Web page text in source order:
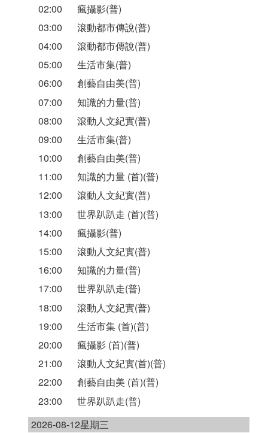
02:00
瘋攝影(普)
03:00
滾動都市傳說(普)
04:00
滾動都市傳說(普)
05:00
生活市集(普)
06:00
創藝自由美(普)
07:00
知識的力量(普)
08:00
滾動人文紀實(普)
09:00
生活市集(普)
10:00
創藝自由美(普)
11:00
知識的力量 (首)(普)
12:00
滾動人文紀實(普)
13:00
世界趴趴走 (首)(普)
14:00
瘋攝影(普)
15:00
滾動人文紀實(普)
16:00
知識的力量(普)
17:00
世界趴趴走(普)
18:00
滾動人文紀實(普)
19:00
生活市集 (首)(普)
20:00
瘋攝影 (首)(普)
21:00
滾動人文紀實(首)(普)
22:00
創藝自由美 (首)(普)
23:00
世界趴趴走(普)
2026-08-12星期三